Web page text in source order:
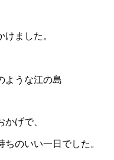
ました。
うな江の島
げで、
のいい一日でした。